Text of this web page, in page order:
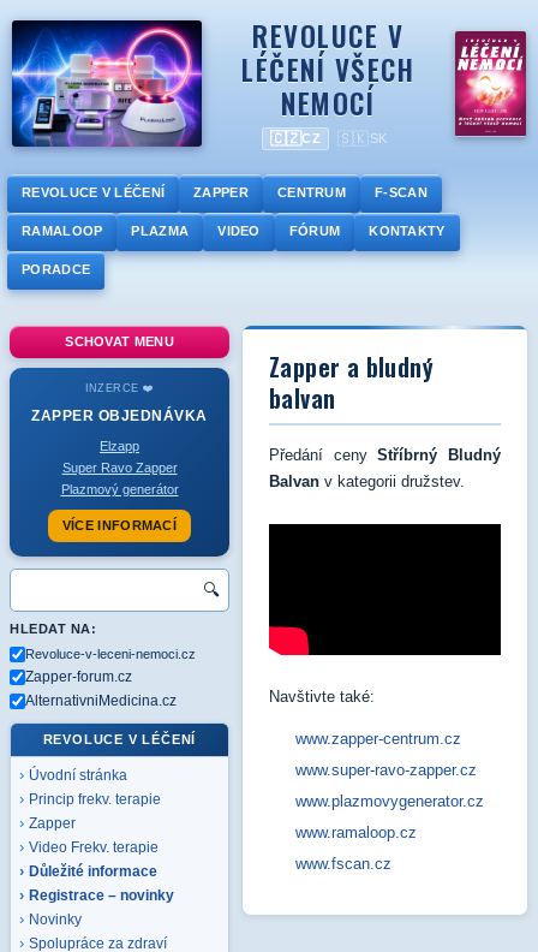
REVOLUCE V
LÉČENÍ VŠECH
NEMOCÍ
🇨🇿CZ 🇸🇰SK
REVOLUCE V LÉČENÍ ZAPPER CENTRUM F-SCAN
RAMALOOP PLAZMA VIDEO FÓRUM KONTAKTY
PORADCE
SCHOVAT MENU
INZERCE ❤️
ZAPPER OBJEDNÁVKA
Elzapp
Super Ravo Zapper
Plazmový generátor
VÍCE INFORMACÍ
🔍
HLEDAT NA:
Revoluce-v-leceni-nemoci.cz
Zapper-forum.cz
AlternativniMedicina.cz
REVOLUCE V LÉČENÍ
Úvodní stránka
Princip frekv. terapie
Zapper
Video Frekv. terapie
Důležité informace
Registrace – novinky
Novinky
Spolupráce za zdraví
Zapper a bludný
balvan
Předání cenyStříbrný Bludný
Balvan v kategorii družstev.
Navštivte také:
www.zapper-centrum.cz
www.super-ravo-zapper.cz
www.plazmovygenerator.cz
www.ramaloop.cz
www.fscan.cz